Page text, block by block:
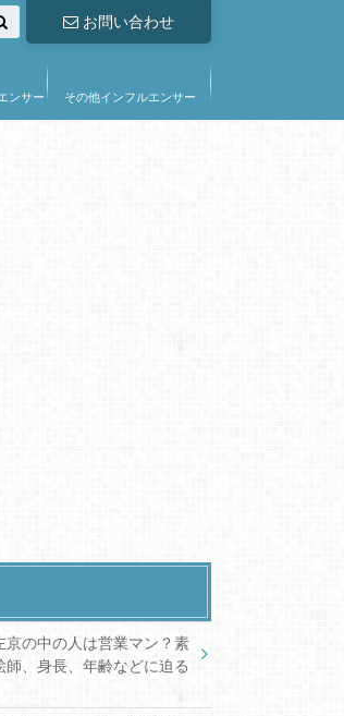
お問い合わせ
ンサー その他インフルエンサー
京の中の人は営業マン？素
師、身長、年齢などに迫る